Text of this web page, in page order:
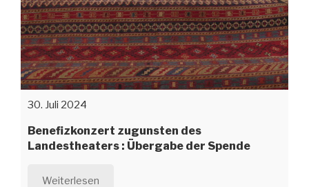
30. Juli 2024
Benefizkonzert zugunsten des
Landestheaters : Übergabe der Spende
Weiterlesen